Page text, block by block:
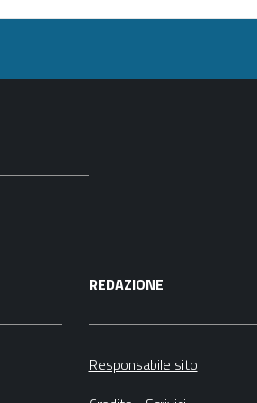
REDAZIONE
Responsabile sito